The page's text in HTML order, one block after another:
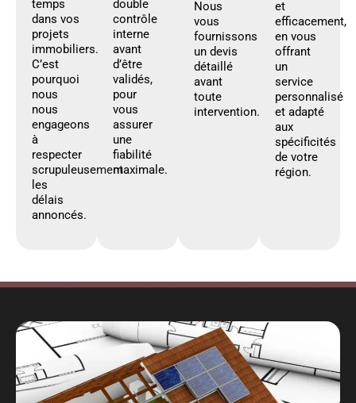
temps
dans vos
projets
immobiliers.
C’est
pourquoi
nous
nous
engageons
à
respecter
scrupuleusement
les
délais
annoncés.
double
contrôle
interne
avant
d’être
validés,
pour
vous
assurer
une
fiabilité
maximale.
Nous
vous
fournissons
un devis
détaillé
avant
toute
intervention.
et
efficacement,
en vous
offrant
un
service
personnalisé
et adapté
aux
spécificités
de votre
région.